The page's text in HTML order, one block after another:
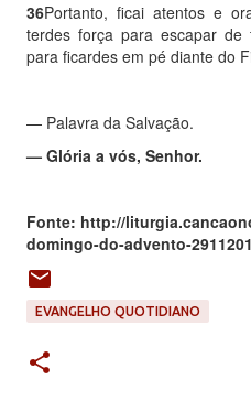
36Portanto, ficai atentos e
terdes força para escapar
para ficardes em pé diante do
— Palavra da Salvação.
— Glória a vós, Senhor.
Fonte: http://
domingo-do-advento-
EVANGELHO QUOTIDIANO